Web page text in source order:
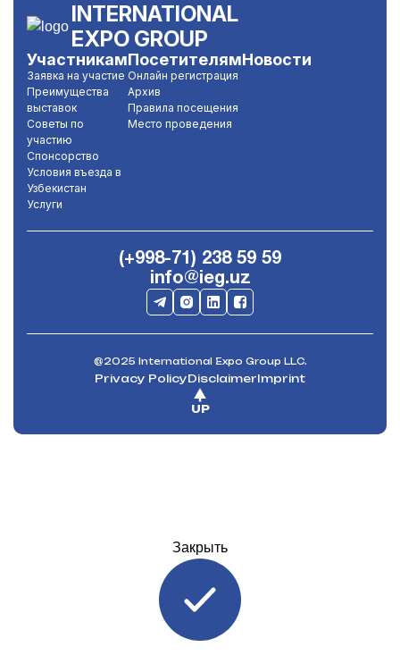
INTERNATIONAL
EXPO GROUP
Участникам
Заявка на участие
Преимущества
выставок
Советы по
участию
Спонсорство
Условия въезда в
Узбекистан
Услуги
Посетителям
Онлайн регистрация
Архив
Правила посещения
Место проведения
Новости
(+998-71) 238 59 59
info@ieg.uz
@2025 International Expo Group LLC.
Privacy PolicyDisclaimerImprint
UP
Закрыть